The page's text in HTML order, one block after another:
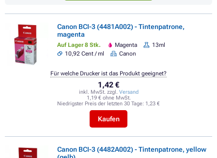
Canon BCI-3 (4481A002) - Tintenpatrone,
magenta
Auf Lager 8 Stk. Magenta
13ml
10,92 Cent / ml
Canon
1,42 €
inkl. MwSt. zzgl. Versand
1,19 € ohne MwSt.
Niedrigster Preis der letzten 30 Tage: 1,23 €
Kaufen
Für welche Drucker ist das Produkt geeignet?
Canon BCI-3 (4482A002) - Tintenpatrone, yellow